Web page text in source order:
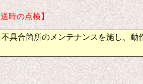
時の点検】
不具合箇所のメンテナンスを施し、動